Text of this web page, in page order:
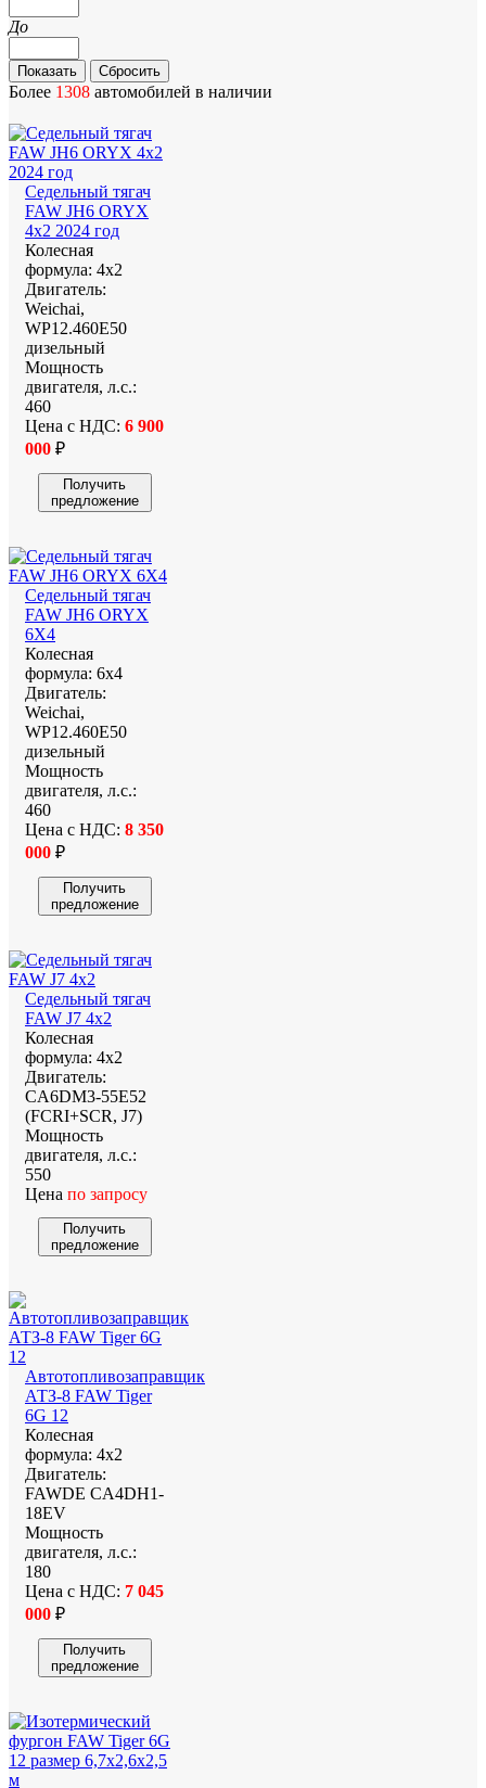
До
Более 1308 автомобилей в наличии
Седельный тягач
FAW JH6 ORYX
4x2 2024 год
Колесная
формула: 4х2
Двигатель:
Weichai,
WP12.460E50
дизельный
Мощность
двигателя, л.с.:
460
Цена с НДС: 6 900
000 ₽
Получить
предложение
Седельный тягач
FAW JH6 ORYX
6Х4
Колесная
формула: 6х4
Двигатель:
Weichai,
WP12.460E50
дизельный
Мощность
двигателя, л.с.:
460
Цена с НДС: 8 350
000 ₽
Получить
предложение
Седельный тягач
FAW J7 4х2
Колесная
формула: 4х2
Двигатель:
CA6DM3-55E52
(FCRI+SCR, J7)
Мощность
двигателя, л.с.:
550
Цена по запросу
Получить
предложение
Автотопливозаправщик
АТЗ-8 FAW Tiger
6G 12
Колесная
формула: 4х2
Двигатель:
FAWDE CA4DH1-
18EV
Мощность
двигателя, л.с.:
180
Цена с НДС: 7 045
000 ₽
Получить
предложение